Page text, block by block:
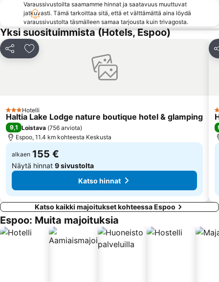
Lönnrotinkatu
Espoon rautatieasema
Sello Shopping Mall
Senaatintori
Töölönlahti Bay
Viking Line
Dipoli
Kino Tapiola
Helsingin tuomiokirkko
Eteläsatama
Varaussivustoilta saamamme hinnat ja saatavuus muuttuvat
jatkuvasti. Tämä tarkoittaa sitä, että et välttämättä aina löydä
varaussivustolta täsmälleen samaa tarjousta kuin trivagosta.
Yksi suosituimmista (Hotels, Espoo)
Jaa Lisää suosikkeihin
3 Tähtiluokitus
Hotelli
Haltia Lake Lodge nature boutique hotel & glamping
9,1 Loistava (756 arviota)
Espoo, 11.4 km kohteesta Keskusta
alkaen 155 €
Näytä hinnat 9 sivustolta
Katso hinnat
Katso kaikki majoitukset kohteessa Espoo
Espoo: Muita majoituksia